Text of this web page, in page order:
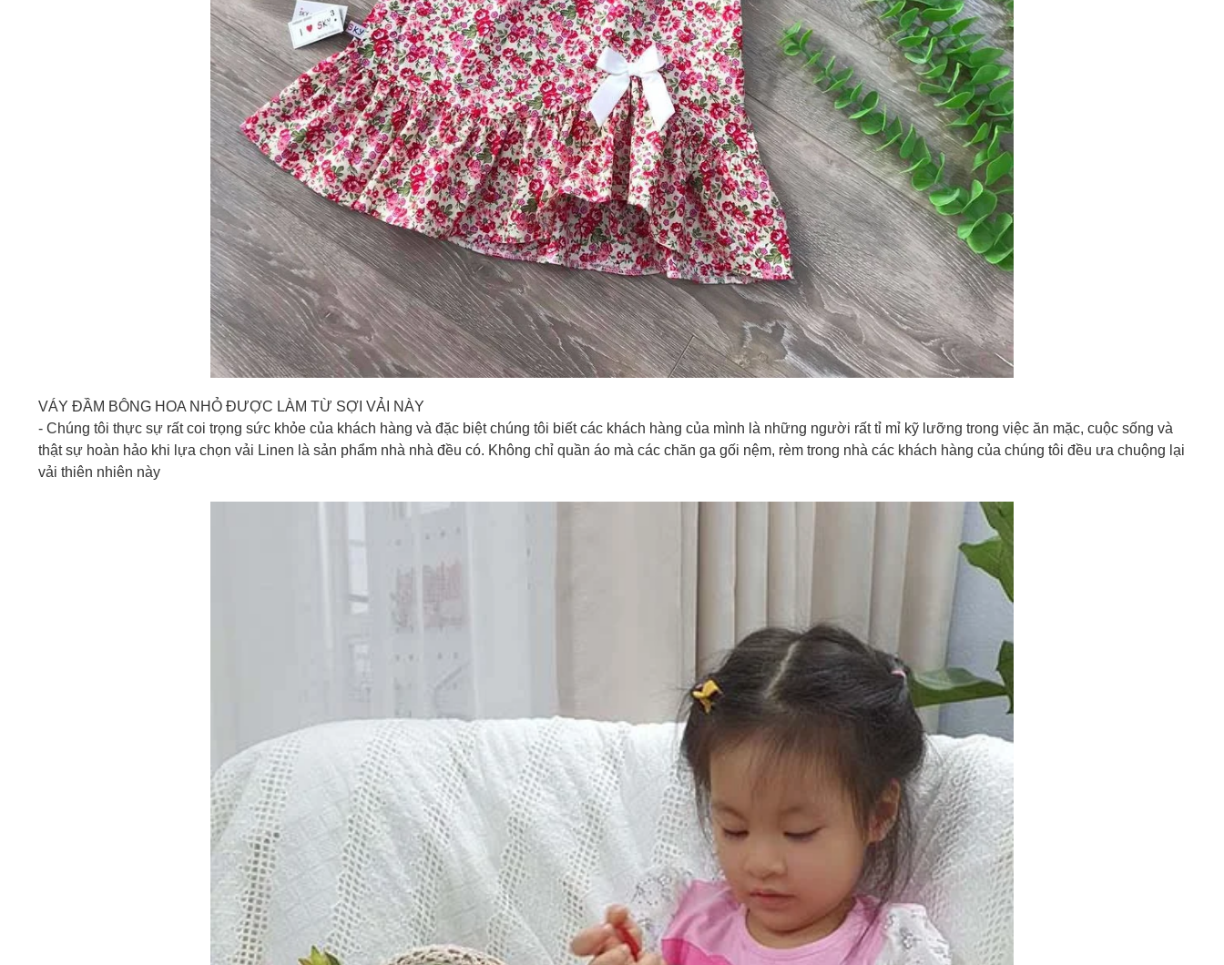
VÁY ĐẦM BÔNG HOA NHỎ ĐƯỢC LÀM TỪ SỢI VẢI NÀY
- Chúng tôi thực sự rất coi trọng sức khỏe của khách hàng và đặc biệt chúng tôi biết các khách hàng của mình là những người rất tỉ mỉ kỹ lưỡng trong việc ăn mặc, cuộc sống và
thật sự hoàn hảo khi lựa chọn vải Linen là sản phẩm nhà nhà đều có. Không chỉ quần áo mà các chăn ga gối nệm, rèm trong nhà các khách hàng của chúng tôi đều ưa chuộng lại
vải thiên nhiên này